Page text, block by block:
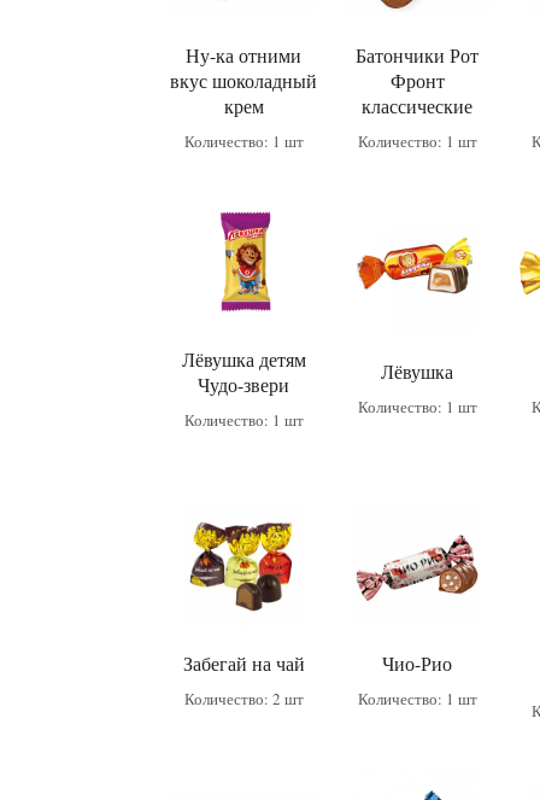
Ну-ка отними
вкус шоколадный
крем
Количество: 1 шт
Батончики Рот
Фронт
классические
Количество: 1 шт
Лёвушка детям
Чудо-звери
Количество: 1 шт
Лёвушка
Количество: 1 шт
Забегай на чай
Количество: 2 шт
Чио-Рио
Количество: 1 шт